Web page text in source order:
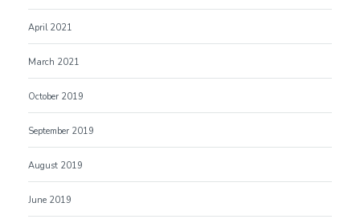
April 2021
March 2021
October 2019
September 2019
August 2019
June 2019